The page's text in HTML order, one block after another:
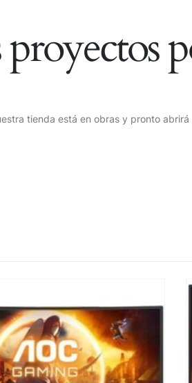
tienda está en obras y pronto abrirá